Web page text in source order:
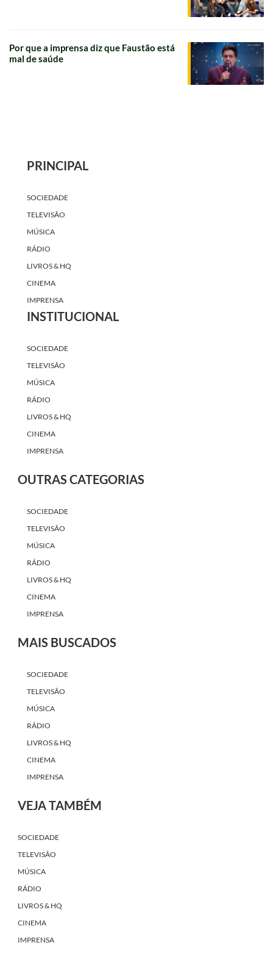
Por que a imprensa diz que Faustão está
mal de saúde
PRINCIPAL
SOCIEDADE
TELEVISÃO
MÚSICA
RÁDIO
LIVROS & HQ
CINEMA
IMPRENSA
INSTITUCIONAL
SOCIEDADE
TELEVISÃO
MÚSICA
RÁDIO
LIVROS & HQ
CINEMA
IMPRENSA
OUTRAS CATEGORIAS
SOCIEDADE
TELEVISÃO
MÚSICA
RÁDIO
LIVROS & HQ
CINEMA
IMPRENSA
MAIS BUSCADOS
SOCIEDADE
TELEVISÃO
MÚSICA
RÁDIO
LIVROS & HQ
CINEMA
IMPRENSA
VEJA TAMBÉM
SOCIEDADE
TELEVISÃO
MÚSICA
RÁDIO
LIVROS & HQ
CINEMA
IMPRENSA